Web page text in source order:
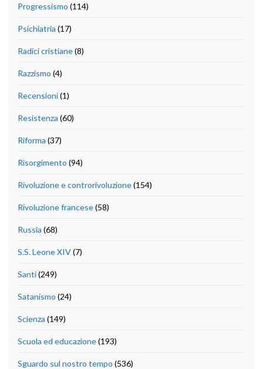
Progressismo (114)
Psichiatria (17)
Radici cristiane(8)
Razzismo (4)
Recensioni(1)
Resistenza (60)
Riforma (37)
Risorgimento (94)
Rivoluzione e controrivoluzione(154)
Rivoluzione francese(58)
Russia (68)
S.S. Leone XIV(7)
Santi(249)
Satanismo (24)
Scienza (149)
Scuola ed educazione(193)
Sguardo sul nostro tempo (536)